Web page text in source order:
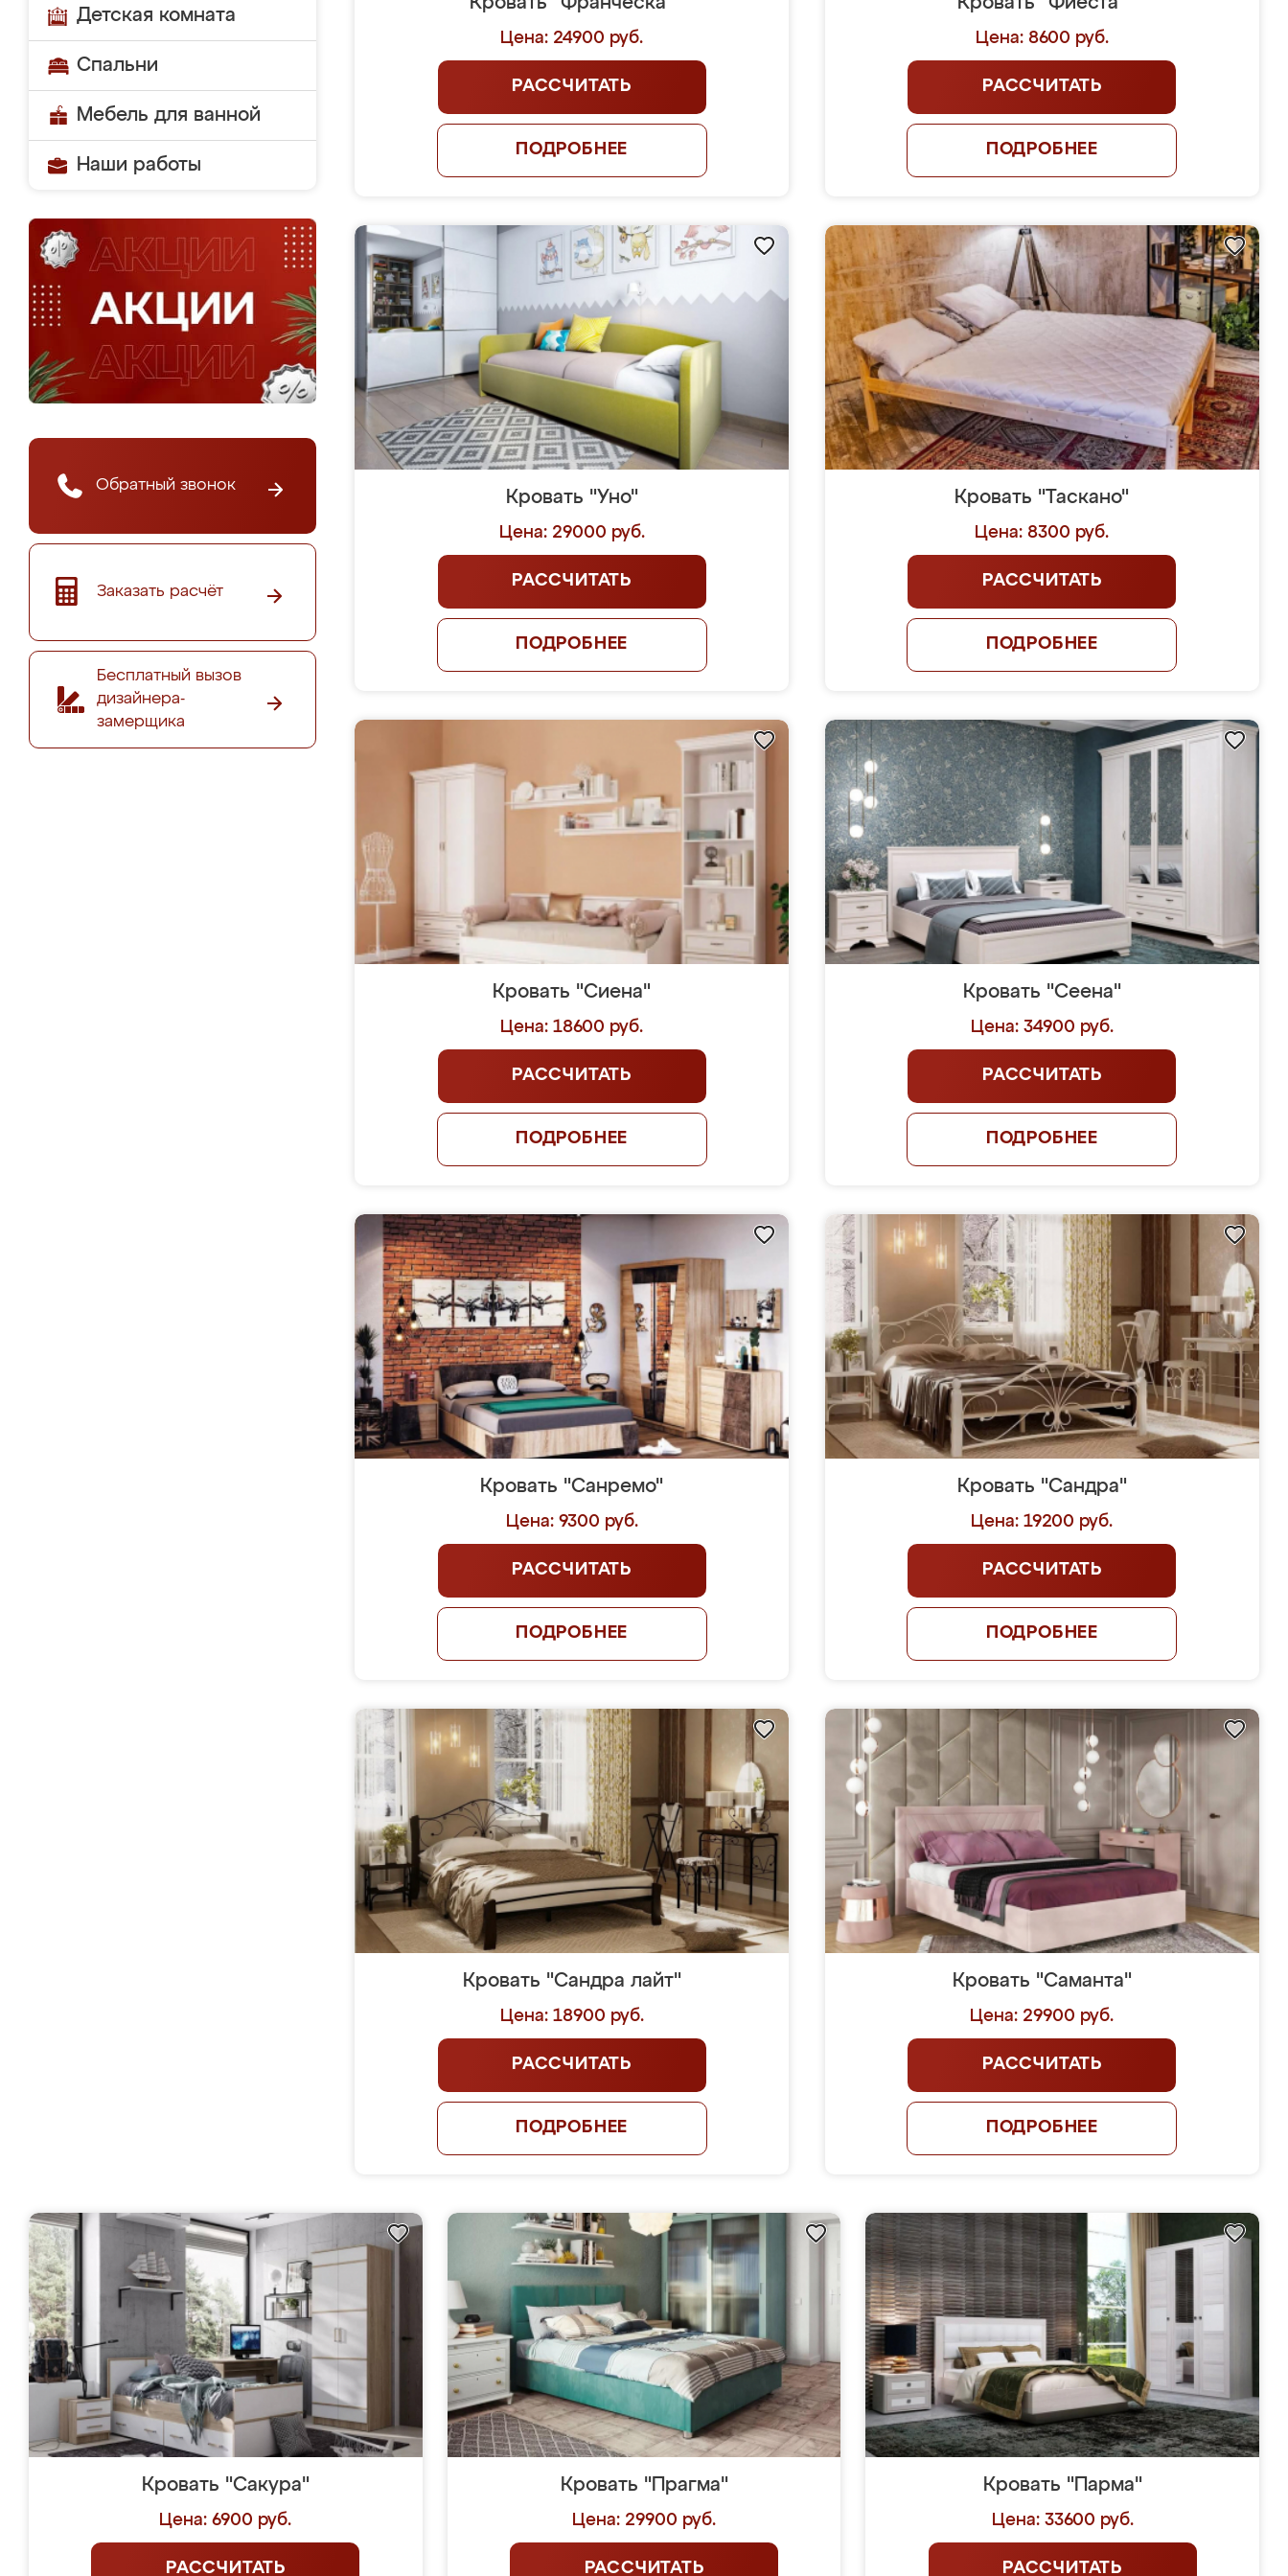
Детская комната
Спальни
Мебель для ванной
Наши работы
Обратный звонок
Заказать расчёт
Бесплатный вызов
дизайнера-
замерщика
Цена: 24900 руб.
РАССЧИТАТЬ
ПОДРОБНЕЕ
Цена: 8600 руб.
РАССЧИТАТЬ
ПОДРОБНЕЕ
Кровать "Уно"
Цена: 29000 руб.
РАССЧИТАТЬ
ПОДРОБНЕЕ
Кровать "Таскано"
Цена: 8300 руб.
РАССЧИТАТЬ
ПОДРОБНЕЕ
Кровать "Сиена"
Цена: 18600 руб.
РАССЧИТАТЬ
ПОДРОБНЕЕ
Кровать "Сеена"
Цена: 34900 руб.
РАССЧИТАТЬ
ПОДРОБНЕЕ
Кровать "Санремо"
Цена: 9300 руб.
РАССЧИТАТЬ
ПОДРОБНЕЕ
Кровать "Сандра"
Цена: 19200 руб.
РАССЧИТАТЬ
ПОДРОБНЕЕ
Кровать "Сандра лайт"
Цена: 18900 руб.
РАССЧИТАТЬ
ПОДРОБНЕЕ
Кровать "Саманта"
Цена: 29900 руб.
РАССЧИТАТЬ
ПОДРОБНЕЕ
Кровать "Сакура"
Цена: 6900 руб.
РАССЧИТАТЬ
Кровать "Прагма"
Цена: 29900 руб.
РАССЧИТАТЬ
Кровать "Парма"
Цена: 33600 руб.
РАССЧИТАТЬ